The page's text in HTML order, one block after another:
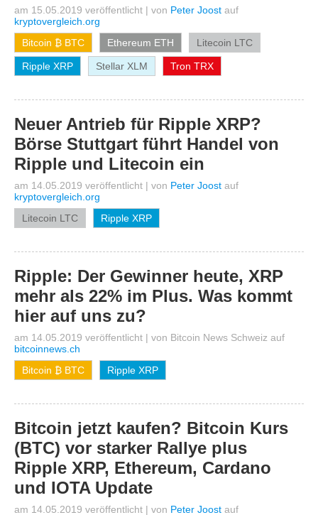
am 15.05.2019 veröffentlicht | von Peter Joost auf
kryptovergleich.org
Bitcoin ₿ BTC
Ethereum ETH Litecoin LTC
Ripple XRP Stellar XLM Tron TRX
Neuer Antrieb für Ripple XRP?
Börse Stuttgart führt Handel von
Ripple und Litecoin ein
am 14.05.2019 veröffentlicht | von Peter Joost auf
kryptovergleich.org
Litecoin LTC
Ripple XRP
Ripple: Der Gewinner heute, XRP
mehr als 22% im Plus. Was kommt
hier auf uns zu?
am 14.05.2019 veröffentlicht | von Bitcoin News Schweiz auf
bitcoinnews.ch
Bitcoin ₿ BTC
Ripple XRP
Bitcoin jetzt kaufen? Bitcoin Kurs
(BTC) vor starker Rallye plus
Ripple XRP, Ethereum, Cardano
und IOTA Update
am 14.05.2019 veröffentlicht | von Peter Joost auf